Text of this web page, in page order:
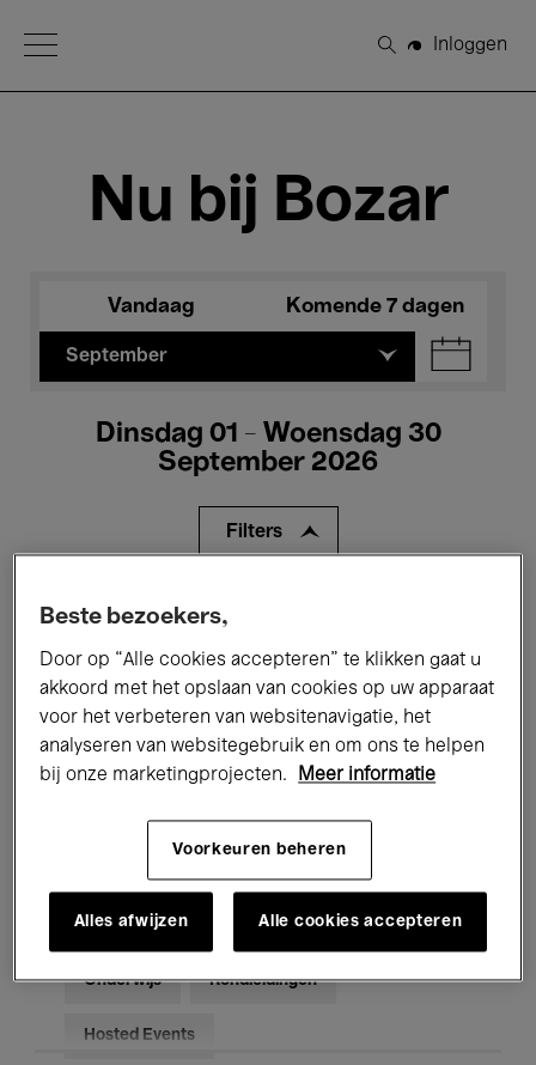
Open Menu
Zoeken
Inloggen
Nu bij Bozar
Vandaag Komende 7 dagen
September
Dinsdag 01 - Woensdag 30
September 2026
Filters
Alle evenementen
Tentoonstellingen Films
Performances Lezingen & Debatten
Jazz Klassieke Muziek Global Music
Voor iedereen Kids’ Palace
Onderwijs Rondleidingen
Hosted Events
Beste bezoekers,
Door op “Alle cookies accepteren” te klikken gaat u
akkoord met het opslaan van cookies op uw apparaat
voor het verbeteren van websitenavigatie, het
analyseren van websitegebruik en om ons te helpen
bij onze marketingprojecten.
Meer informatie
Voorkeuren beheren
Alles afwijzen Alle cookies accepteren